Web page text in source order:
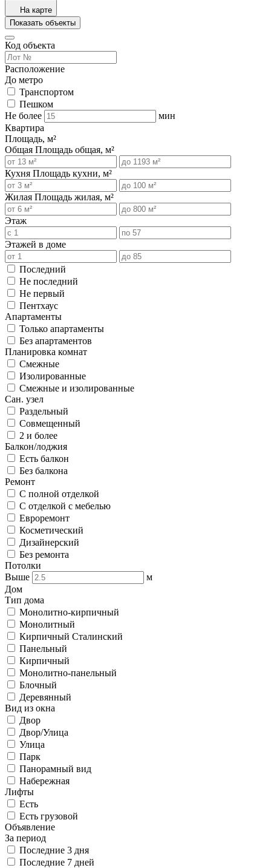
На карте
Показать объекты
Код объекта
Расположение
До метро
Транспортом
Пешком
Не более
мин
Квартира
Площадь, м²
Общая Площадь общая, м²
Кухня Площадь кухни, м²
Жилая Площадь жилая, м²
Этаж
Этажей в доме
Последний
Не последний
Не первый
Пентхаус
Апартаменты
Только апартаменты
Без апартаментов
Планировка комнат
Смежные
Изолированные
Смежные и изолированные
Сан. узел
Раздельный
Совмещенный
2 и более
Балкон/лоджия
Есть балкон
Без балкона
Ремонт
С полной отделкой
С отделкой с мебелью
Евроремонт
Косметический
Дизайнерский
Без ремонта
Потолки
Выше
м
Дом
Тип дома
Монолитно-кирпичный
Монолитный
Кирпичный Сталинский
Панельный
Кирпичный
Монолитно-панельный
Блочный
Деревянный
Вид из окна
Двор
Двор/Улица
Улица
Парк
Панорамный вид
Набережная
Лифты
Есть
Есть грузовой
Объявление
За период
Последние 3 дня
Последние 7 дней